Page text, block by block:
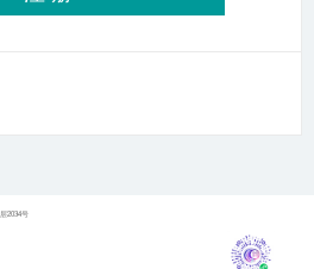
2034号